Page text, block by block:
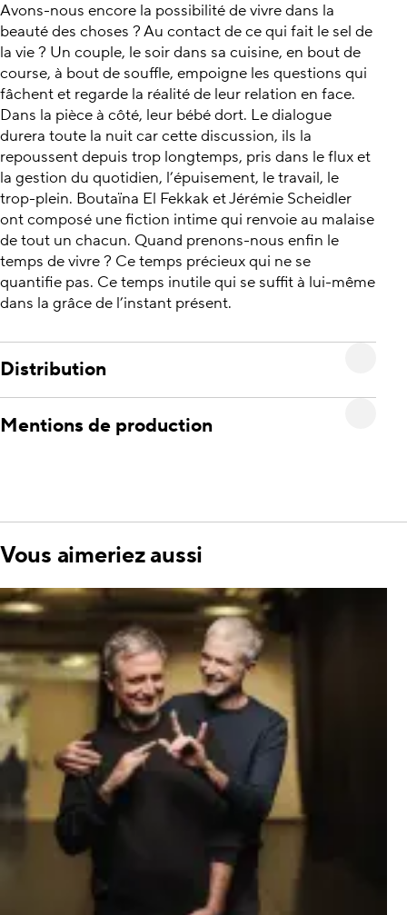
Avons-nous encore la possibilité de vivre dans la
beauté des choses ? Au contact de ce qui fait le sel de
la vie ? Un couple, le soir dans sa cuisine, en bout de
course, à bout de souffle, empoigne les questions qui
fâchent et regarde la réalité de leur relation en face.
Dans la pièce à côté, leur bébé dort. Le dialogue
durera toute la nuit car cette discussion, ils la
repoussent depuis trop longtemps, pris dans le flux et
la gestion du quotidien, l’épuisement, le travail, le
trop-plein. Boutaïna El Fekkak et Jérémie Scheidler
ont composé une fiction intime qui renvoie au malaise
de tout un chacun. Quand prenons-nous enfin le
temps de vivre ? Ce temps précieux qui ne se
quantifie pas. Ce temps inutile qui se suffit à lui-même
dans la grâce de l’instant présent.
Distribution
Mentions de production
Vous aimeriez aussi